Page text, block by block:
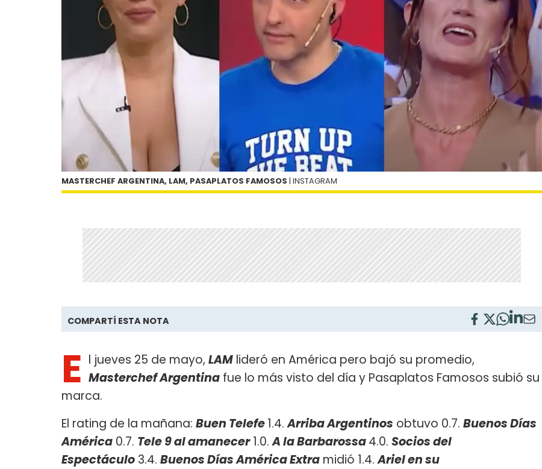
MASTERCHEF ARGENTINA, LAM, PASAPLATOS FAMOSOS | INSTAGRAM
COMPARTÍ ESTA NOTA
E l jueves 25 de mayo, LAM lideró en América pero bajó su promedio,
Masterchef Argentina fue lo más visto del día y Pasaplatos Famosos subió su
marca.
El rating de la mañana: Buen Telefe1.4.Arriba Argentinos obtuvo 0.7. Buenos Días
América 0.7. Tele 9 al amanecer1.0.A la Barbarossa4.0. Socios del
Espectáculo 3.4. Buenos Días América Extra midió 1.4.Ariel en su